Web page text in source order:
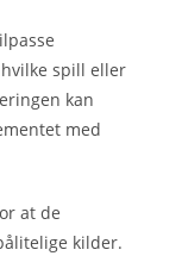
spill eller
kan
med
at de
kilder.